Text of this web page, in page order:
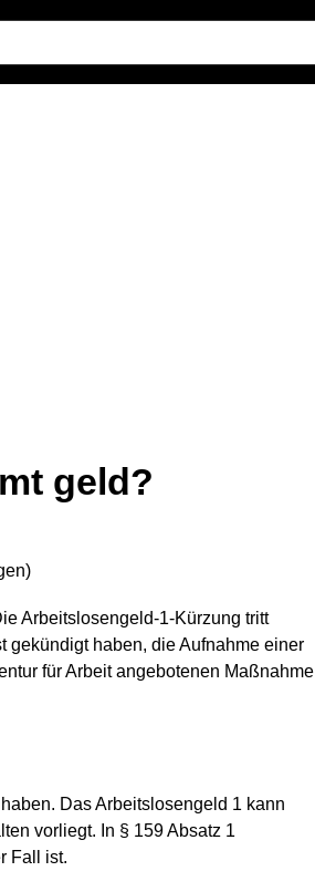
geld?
)
Arbeitslosengeld-1-Kürzung tritt
gekündigt haben, die Aufnahme einer
für Arbeit angebotenen Maßnahme
Das Arbeitslosengeld 1 kann
vorliegt. In § 159 Absatz 1
Fall ist.